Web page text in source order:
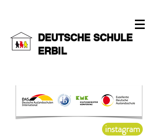
DEUTSCHE SCHULE
ERBIL
instagram